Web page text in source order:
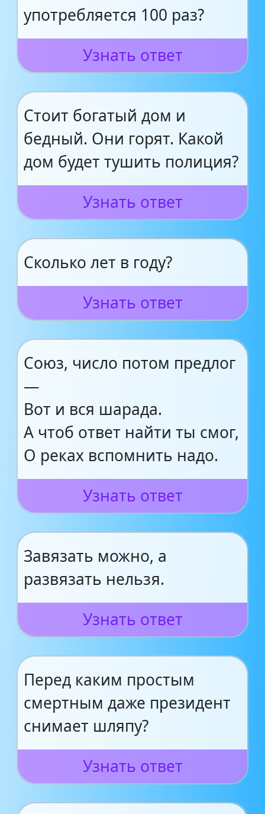
употребляется 100 раз?
Узнать ответ
Стоит богатый дом и
бедный. Они горят. Какой
дом будет тушить полиция?
Узнать ответ
Сколько лет в году?
Узнать ответ
Союз, число потом предлог
—
Вот и вся шарада.
А чтоб ответ найти ты смог,
О реках вспомнить надо.
Узнать ответ
Завязать можно, а
развязать нельзя.
Узнать ответ
Перед каким простым
смертным даже президент
снимает шляпу?
Узнать ответ